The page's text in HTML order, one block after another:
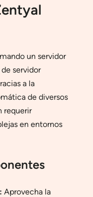
un servidor
servidor
a la
de diversos
requerir
en entornos
Aprovecha la